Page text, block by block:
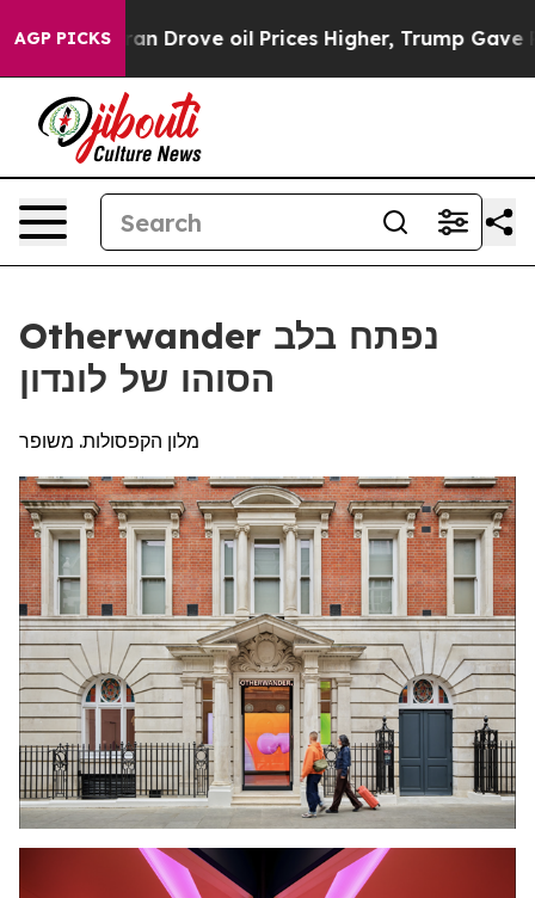
AGP PICKS
Iran Drove oil Prices Higher, Trump Gave
Otherwander נפתח בלב
הסוהו של לונדון
מלון הקפסולות. משופר